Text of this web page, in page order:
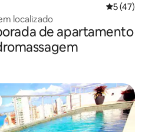
5 de uma
5 (47)
localizado
de apartamento